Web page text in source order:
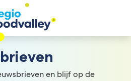
en blijf op de